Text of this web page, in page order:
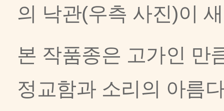
의 낙관(우측 사진)이
본 작품종은 고가인 만
정교함과 소리의 아름